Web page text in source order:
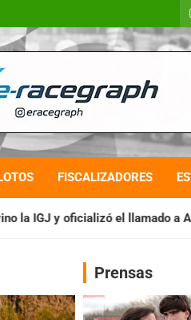
FISCALIZADORES
a Asamblea General Ordinaria
Prensas